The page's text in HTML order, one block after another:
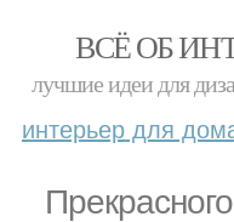
ВСЁ ОБ
лучшие идеи для
интерьер для